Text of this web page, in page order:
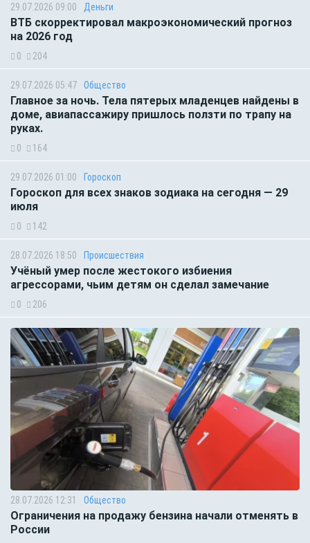
29.07.2026 09:00 Деньги
ВТБ скорректировал макроэкономический прогноз
на 2026 год
0 204
29.07.2026 05:47 Общество
Главное за ночь. Тела пятерых младенцев найдены в
доме, авиапассажиру пришлось ползти по трапу на
руках.
0 164
29.07.2026 01:00 Гороскоп
Гороскоп для всех знаков зодиака на сегодня — 29
июля
0 142
28.07.2026 18:50 Происшествия
Учёный умер после жестокого избиения
агрессорами, чьим детям он сделал замечание
0 206
28.07.2026 12:31 Общество
Ограничения на продажу бензина начали отменять в
России